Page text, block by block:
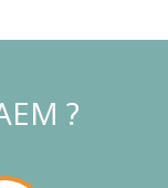
?